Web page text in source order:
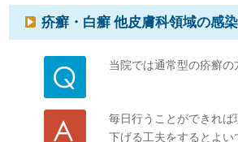
疥癬・白癬 他皮膚科領域の感
当院では通常型の疥癬
毎日行うことができれ
下げる工夫をするとよい